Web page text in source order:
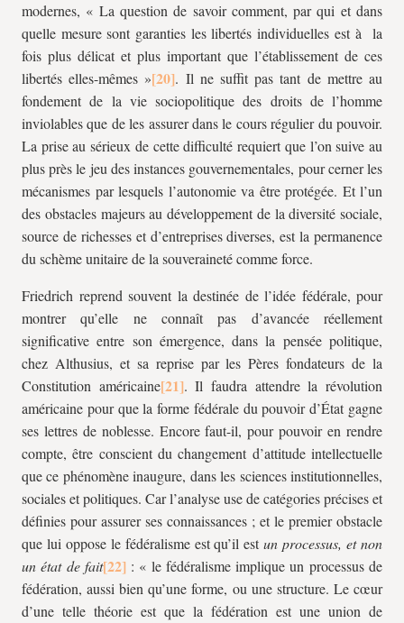
modernes, « La question de savoir comment, par qui et dans
quelle mesure sont garanties les libertés individuelles est à la
fois plus délicat et plus important que l’établissement de ces
libertés elles-mêmes »
. Il ne suffit pas tant de mettre au
fondement de la vie sociopolitique des droits de l’homme
inviolables que de les assurer dans le cours régulier du pouvoir.
La prise au sérieux de cette difficulté requiert que l’on suive au
plus près le jeu des instances gouvernementales, pour cerner les
mécanismes par lesquels l’autonomie va être protégée. Et l’un
des obstacles majeurs au développement de la diversité sociale,
source de richesses et d’entreprises diverses, est la permanence
du schème unitaire de la souveraineté comme force.
Friedrich reprend souvent la destinée de l’idée fédérale, pour
montrer qu’elle ne connaît pas d’avancée réellement
significative entre son émergence, dans la pensée politique,
chez Althusius, et sa reprise par les Pères fondateurs de la
Constitution américaine
. Il faudra attendre la révolution
américaine pour que la forme fédérale du pouvoir d’État gagne
ses lettres de noblesse. Encore faut-il, pour pouvoir en rendre
compte, être conscient du changement d’attitude intellectuelle
que ce phénomène inaugure, dans les sciences institutionnelles,
sociales et politiques. Car l’analyse use de catégories précises et
définies pour assurer ses connaissances ; et le premier obstacle
que lui oppose le fédéralisme est qu’il estun processus, et non
un état de fait
: « le fédéralisme implique un processus de
fédération, aussi bien qu’une forme, ou une structure. Le cœur
d’une telle théorie est que la fédération est une union de